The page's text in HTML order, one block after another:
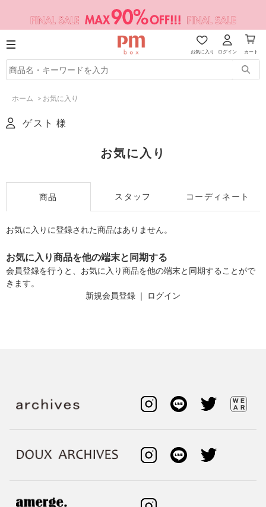
お気に入り ログイン カート
ホーム > お気に入り
ゲスト 様
お気に入り
商品 スタッフ コーディネート
お気に入りに登録された商品はありません。
お気に入り商品を他の端末と同期する
会員登録を行うと、お気に入り商品を他の端末と同期することがで
きます。
新規会員登録 ｜ ログイン